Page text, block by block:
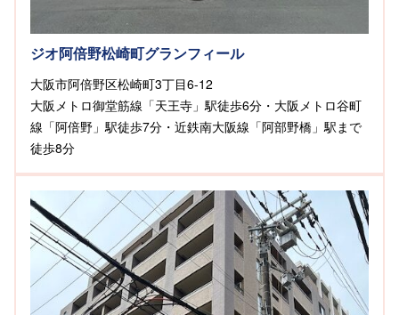
ジオ阿倍野松崎町グランフィール
大阪市阿倍野区松崎町3丁目6-12
大阪メトロ御堂筋線「天王寺」駅徒歩6分・大阪メトロ谷町
線「阿倍野」駅徒歩7分・近鉄南大阪線「阿部野橋」駅まで
徒歩8分